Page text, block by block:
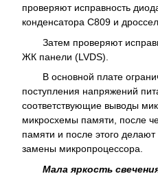
проверяют исправность
конденсатора С809 и
Затем проверяют
ЖК панели (LVDS).
В основной плате
поступления напряжений
соответствующие выводы
микросхемы памяти, после
памяти и после этого
замены микропроцессора.
Мала яркость